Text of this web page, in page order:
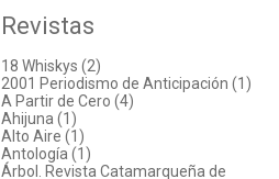
Revistas
18 Whiskys (2)
2001 Periodismo de Anticipación (1)
A Partir de Cero (4)
Ahijuna (1)
Alto Aire (1)
Antología (1)
Árbol. Revista Catamarqueña de